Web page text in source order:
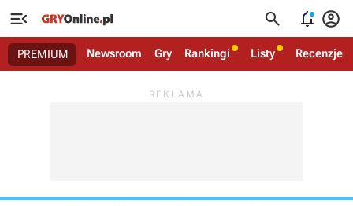
   
PREMIUM Newsroom Gry Rankingi Listy Recenzje